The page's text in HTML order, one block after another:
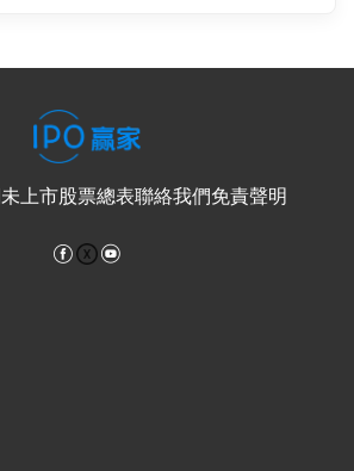
未上市股票總表聯絡我們免責聲明
Facebook